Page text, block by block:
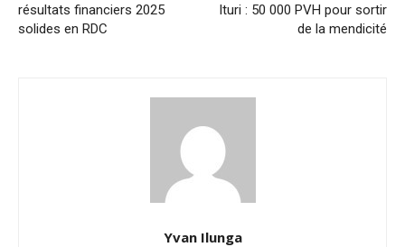
résultats financiers 2025
solides en RDC
Ituri : 50 000 PVH pour sortir
de la mendicité
Yvan Ilunga